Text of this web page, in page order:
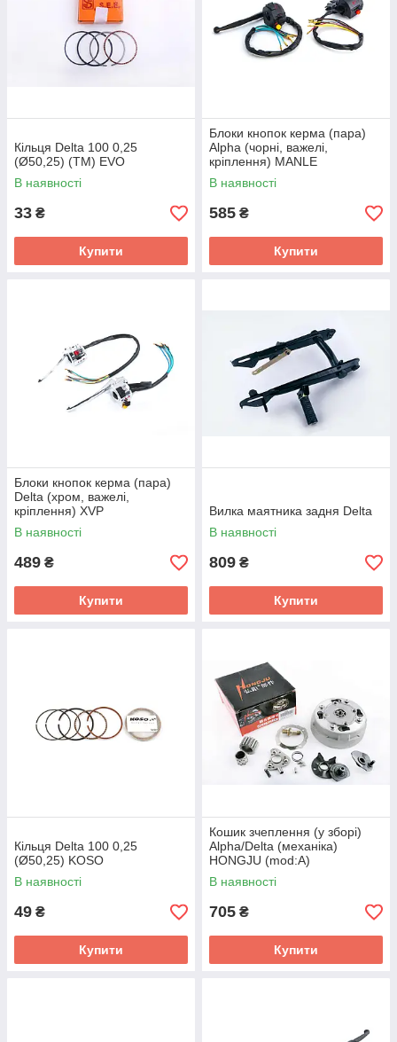
Кільця Delta 100 0,25
(Ø50,25) (TM) EVO
В наявності
33 ₴
Купити
Блоки кнопок керма (пара)
Alpha (чорні, важелі,
кріплення) MANLE
В наявності
585 ₴
Купити
Блоки кнопок керма (пара)
Delta (хром, важелі,
кріплення) XVP
В наявності
489 ₴
Купити
Вилка маятника задня Delta
В наявності
809 ₴
Купити
Кільця Delta 100 0,25
(Ø50,25) KOSO
В наявності
49 ₴
Купити
Кошик зчеплення (у зборі)
Alpha/Delta (механіка)
HONGJU (mod:A)
В наявності
705 ₴
Купити